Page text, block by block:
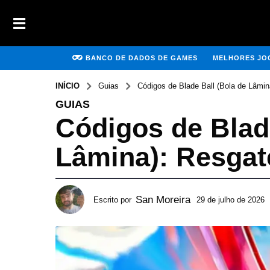
BANCO DE DADOS DE GAMES MELHORES
INÍCIO Guias Códigos de Blade Ball (Bola de
GUIAS
Códigos de
Lâmina):
Escrito por San Moreira 29 de julho de 2026
e
j